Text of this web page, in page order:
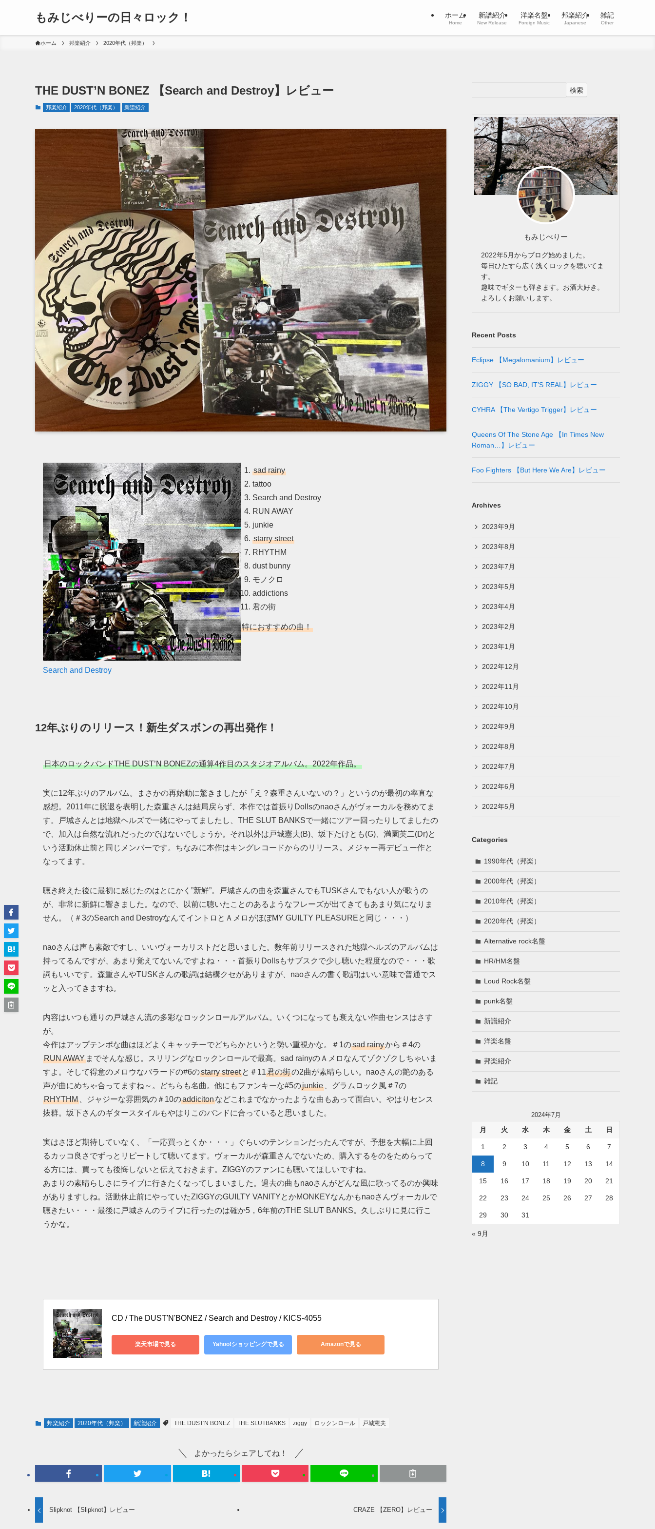
もみじべりーの日々ロック！ ホーム
Home
新譜紹介
New Release
洋楽名盤
Foreign Music
邦楽紹介
Japanese
雑記
Other
ホーム 邦楽紹介 2020年代（邦楽）
THE DUST’N BONEZ 【Search and Destroy】レビュー
邦楽紹介 2020年代（邦楽） 新譜紹介
Search and Destroy
sad rainy
tattoo
Search and Destroy
RUN AWAY
junkie
starry street
RHYTHM
dust bunny
モノクロ
addictions
君の街
特におすすめの曲！
12年ぶりのリリース！新生ダスボンの再出発作！
日本のロックバンドTHE DUST’N BONEZの通算4作目のスタジオアルバム。2022年作品。
実に12年ぶりのアルバム。まさかの再始動に驚きましたが「え？森重さんいないの？」というのが最初の率直な
感想。2011年に脱退を表明した森重さんは結局戻らず、本作では首振りDollsのnaoさんがヴォーカルを務めてま
す。戸城さんとは地獄ヘルズで一緒にやってましたし、THE SLUT BANKSで一緒にツアー回ったりしてましたの
で、加入は自然な流れだったのではないでしょうか。それ以外は戸城憲夫(B)、坂下たけとも(G)、満園英二(Dr)と
いう活動休止前と同じメンバーです。ちなみに本作はキングレコードからのリリース。メジャー再デビュー作と
なってます。
聴き終えた後に最初に感じたのはとにかく”新鮮”。戸城さんの曲を森重さんでもTUSKさんでもない人が歌うの
が、非常に新鮮に響きました。なので、以前に聴いたことのあるようなフレーズが出てきてもあまり気になりま
せん。（＃3のSearch and DestroyなんてイントロとＡメロがほぼMY GUILTY PLEASUREと同じ・・・）
naoさんは声も素敵ですし、いいヴォーカリストだと思いました。数年前リリースされた地獄ヘルズのアルバムは
持ってるんですが、あまり覚えてないんですよね・・・首振りDollsもサブスクで少し聴いた程度なので・・・歌
詞もいいです。森重さんやTUSKさんの歌詞は結構クセがありますが、naoさんの書く歌詞はいい意味で普通でス
ッと入ってきますね。
内容はいつも通りの戸城さん流の多彩なロックンロールアルバム。いくつになっても衰えない作曲センスはさす
が。
今作はアップテンポな曲はほどよくキャッチーでどちらかというと勢い重視かな。＃1のsad rainyから＃4の
RUN AWAY までそんな感じ。スリリングなロックンロールで最高。sad rainyのＡメロなんてゾクゾクしちゃいま
すよ。そして得意のメロウなバラードの#6のstarry street と＃11君の街の2曲が素晴らしい。naoさんの艶のある
声が曲にめちゃ合ってますね～。どちらも名曲。他にもファンキーな#5のjunkie
、グラムロック風＃7の
RHYTHM
、ジャジーな雰囲気の＃10のaddicitonなどこれまでなかったような曲もあって面白い。やはりセンス
抜群。坂下さんのギタースタイルもやはりこのバンドに合っていると思いました。
実はさほど期待していなく、「一応買っとくか・・・」ぐらいのテンションだったんですが、予想を大幅に上回
るカッコ良さでずっとリピートして聴いてます。ヴォーカルが森重さんでないため、購入するをのをためらって
る方には、買っても後悔しないと伝えておきます。ZIGGYのファンにも聴いてほしいですね。
あまりの素晴らしさにライブに行きたくなってしまいました。過去の曲もnaoさんがどんな風に歌ってるのか興味
がありますしね。活動休止前にやっていたZIGGYのGUILTY VANITYとかMONKEYなんかもnaoさんヴォーカルで
聴きたい・・・最後に戸城さんのライブに行ったのは確か5，6年前のTHE SLUT BANKS。久しぶりに見に行こ
うかな。
CD / The DUST'N'BONEZ / Search and Destroy / KICS-4055
楽天市場で見る Yahoo!ショッピングで見る Amazonで見る
邦楽紹介 2020年代（邦楽） 新譜紹介 THE DUST'N BONEZ THE SLUTBANKS ziggy ロックンロール 戸城憲夫
よかったらシェアしてね！
Slipknot 【Slipknot】レビュー CRAZE 【ZERO】レビュー
検索
もみじべりー
2022年5月からブログ始めました。
毎日ひたすら広く浅くロックを聴いてま
す。
趣味でギターも弾きます。お酒大好き。
よろしくお願いします。
Recent Posts
Eclipse 【Megalomanium】レビュー
ZIGGY 【SO BAD, IT’S REAL】レビュー
CYHRA 【The Vertigo Trigger】レビュー
Queens Of The Stone Age 【In Times New
Roman…】レビュー
Foo Fighters 【But Here We Are】レビュー
Archives
2023年9月
2023年8月
2023年7月
2023年5月
2023年4月
2023年2月
2023年1月
2022年12月
2022年11月
2022年10月
2022年9月
2022年8月
2022年7月
2022年6月
2022年5月
Categories
1990年代（邦楽）
2000年代（邦楽）
2010年代（邦楽）
2020年代（邦楽）
Alternative rock名盤
HR/HM名盤
Loud Rock名盤
punk名盤
新譜紹介
洋楽名盤
邦楽紹介
雑記
2024年7月
月 火 水 木 金 土 日
1 2 3 4 5 6 7
8 9 10 11 12 13 14
15 16 17 18 19 20 21
22 23 24 25 26 27 28
29 30 31
« 9月